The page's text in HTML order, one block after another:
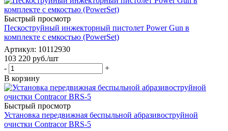
Быстрый просмотр
Пескоструйный инжекторный пистолет Power Gun в
комплекте с емкостью (PowerSet)
Артикул: 10112930
103 220 руб./шт
-
+
В корзину
Быстрый просмотр
Установка передвижная беспыльной абразивоструйной
очистки Contracor BRS-5